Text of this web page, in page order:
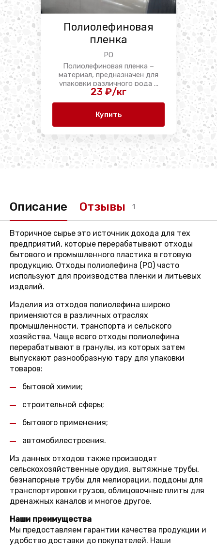
Полиолефиновая
пленка
PO
Полиолефиновая пленка –
материал, предназначен для
упаковки различного рода ...
23 ₽/кг
Купить
Описание Отзывы 1
Вторичное сырье это источник дохода для тех
предприятий, которые перерабатывают отходы
бытового и промышленного пластика в готовую
продукцию. Отходы полиолефина (PO) часто
используют для производства пленки и литьевых
изделий.
Изделия из отходов полиолефина широко
применяются в различных отраслях
промышленности, транспорта и сельского
хозяйства. Чаще всего отходы полиолефина
перерабатывают в гранулы, из которых затем
выпускают разнообразную тару для упаковки
товаров:
бытовой химии;
строительной сферы;
бытового применения;
автомобилестроения.
Из данных отходов также производят
сельскохозяйственные орудия, вытяжные трубы,
безнапорные трубы для мелиорации, поддоны для
транспортировки грузов, облицовочные плиты для
дренажных каналов и многое другое.
Наши преимущества
Мы предоставляем гарантии качества продукции и
удобство доставки до покупателей. Наши